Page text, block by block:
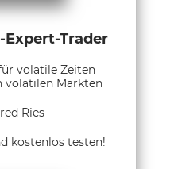
Trader
volatile Zeiten
volatilen Märkten
Ries
kostenlos testen!